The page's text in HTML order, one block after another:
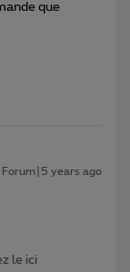
que
years ago
le ici